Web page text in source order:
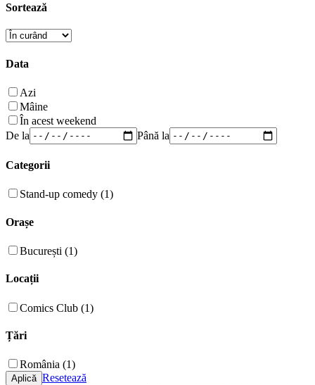
Sortează
Data
Azi
Mâine
În acest weekend
De la
Până la
Categorii
Stand-up comedy (1)
Orașe
București (1)
Locații
Comics Club (1)
Țări
România (1)
Resetează